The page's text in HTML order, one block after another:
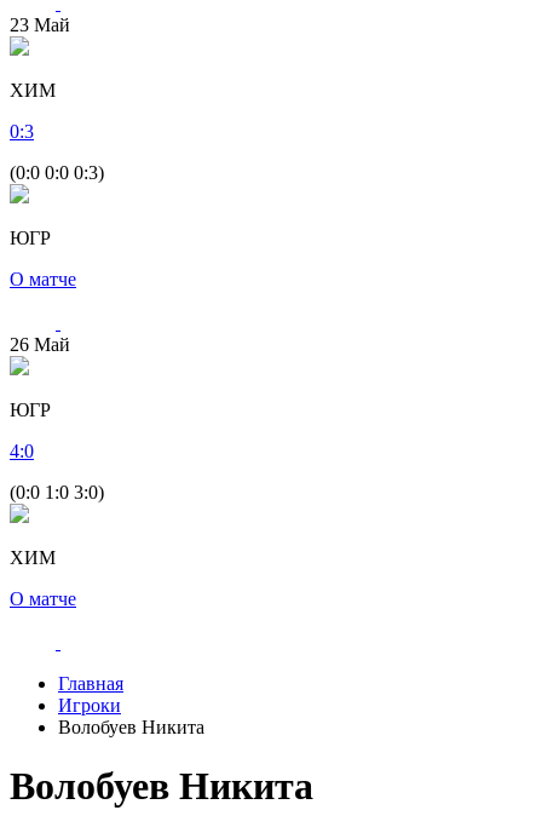
23 Май
ХИМ
0:3
(0:0 0:0 0:3)
ЮГР
О матче
26 Май
ЮГР
4:0
(0:0 1:0 3:0)
ХИМ
О матче
Главная
Игроки
Волобуев Никита
Волобуев Никита